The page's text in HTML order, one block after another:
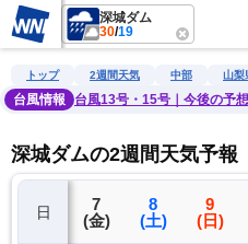
深城ダム
30/19
雨雲レーダー 台風情報 地震情
トップ 2週間天気 中部 山梨
台風情報
台風13号・15号｜今後の予
深城ダムの2週間天気予報
日
6
(木)
7
(金)
8
(土)
9
(日)